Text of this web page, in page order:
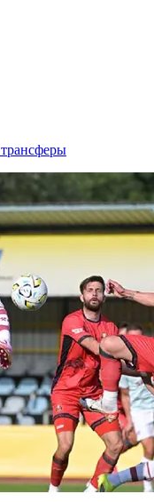
трансферы